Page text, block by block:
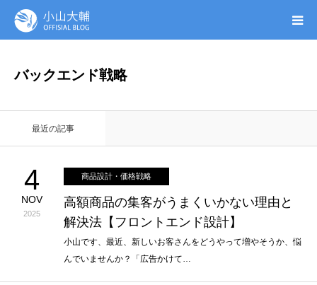
バックエンド戦略
最近の記事
4
NOV
2025
商品設計・価格戦略
高額商品の集客がうまくいかない理由と
解決法【フロントエンド設計】
小山です、最近、新しいお客さんをどうやって増やそうか、悩
んでいませんか？「広告かけて…
無料ガイドブック
オンシク本
プロフィール